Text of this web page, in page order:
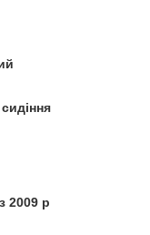
2009 р